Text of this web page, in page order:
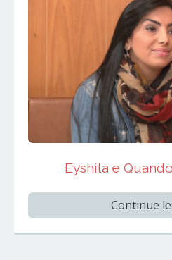
Eyshila e
Continue